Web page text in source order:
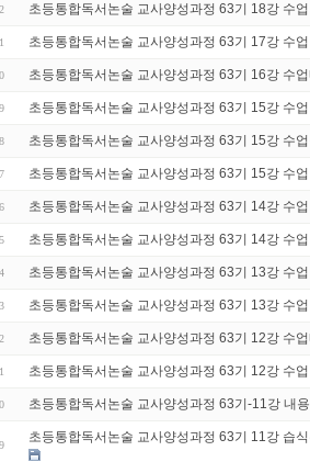
초등통합독서논술 교사양성과정 63기 18강 수
초등통합독서논술 교사양성과정 63기 17강 수
초등통합독서논술 교사양성과정 63기 16강 수
초등통합독서논술 교사양성과정 63기 15강 수
초등통합독서논술 교사양성과정 63기 15강 수
초등통합독서논술 교사양성과정 63기 15강 수
초등통합독서논술 교사양성과정 63기 14강 수
초등통합독서논술 교사양성과정 63기 14강 수
초등통합독서논술 교사양성과정 63기 13강 수
초등통합독서논술 교사양성과정 63기 13강 수
초등통합독서논술 교사양성과정 63기 12강 수
초등통합독서논술 교사양성과정 63기 12강 수
초등통합독서논술 교사양성과정 63기-11강 내
초등통합독서논술 교사양성과정 63기 11강 습